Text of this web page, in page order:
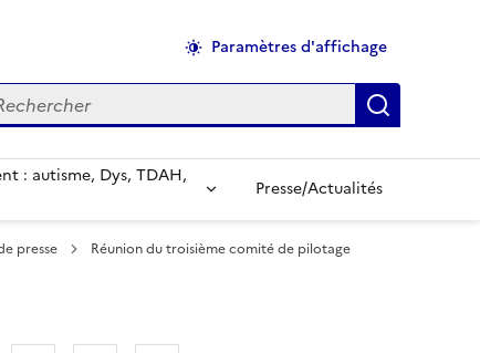
Paramètres d'affichage
: autisme, Dys, TDAH,
Presse/Actualités
presse
Réunion du troisième comité de pilotage